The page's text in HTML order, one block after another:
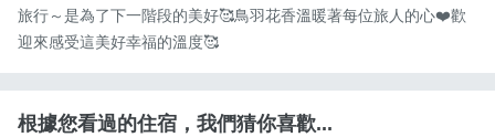
旅行～是為了下一階段的美好🥰鳥羽花香溫暖著每位旅人的心❤️歡
迎來感受這美好幸福的溫度🥰
根據您看過的住宿，我們猜你喜歡...